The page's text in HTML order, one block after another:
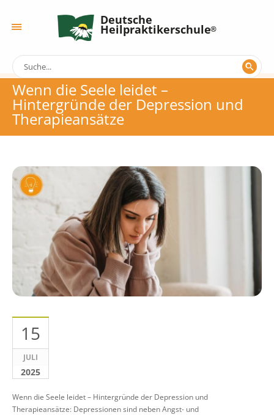
Deutsche
Heilpraktikerschule
Wenn die Seele leidet –
Hintergründe der Depression und
Therapieansätze
15
JULI
2025
Wenn die Seele leidet – Hintergründe der Depression und
Therapieansätze: Depressionen sind neben Angst- und